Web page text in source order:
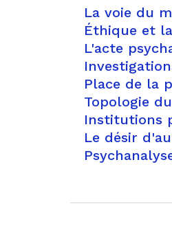
La voie du
Éthique et
L'acte
Place de la
Topologie
Institutions
Le désir